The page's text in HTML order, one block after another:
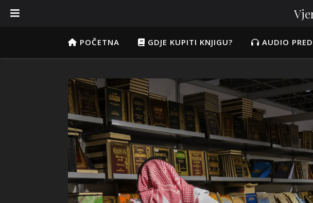
POČETNA GDJE KUPITI KNJIGU? AUDIO